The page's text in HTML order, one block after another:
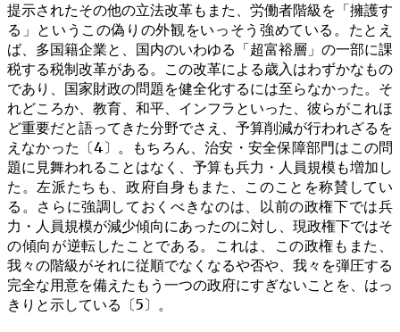
提示されたその他の立法改革もまた、労働者階級を「擁護す
る」というこの偽りの外観をいっそう強めている。たとえ
ば、多国籍企業と、国内のいわゆる「超富裕層」の一部に課
税する税制改革がある。この改革による歳入はわずかなもの
であり、国家財政の問題を健全化するには至らなかった。そ
れどころか、教育、和平、インフラといった、彼らがこれほ
ど重要だと語ってきた分野でさえ、予算削減が行われざるを
えなかった〔4〕。もちろん、治安・安全保障部門はこの問
題に見舞われることはなく、予算も兵力・人員規模も増加し
た。左派たちも、政府自身もまた、このことを称賛してい
る。さらに強調しておくべきなのは、以前の政権下では兵
力・人員規模が減少傾向にあったのに対し、現政権下ではそ
の傾向が逆転したことである。これは、この政権もまた、
我々の階級がそれに従順でなくなるや否や、我々を弾圧する
完全な用意を備えたもう一つの政府にすぎないことを、はっ
きりと示している〔5〕。